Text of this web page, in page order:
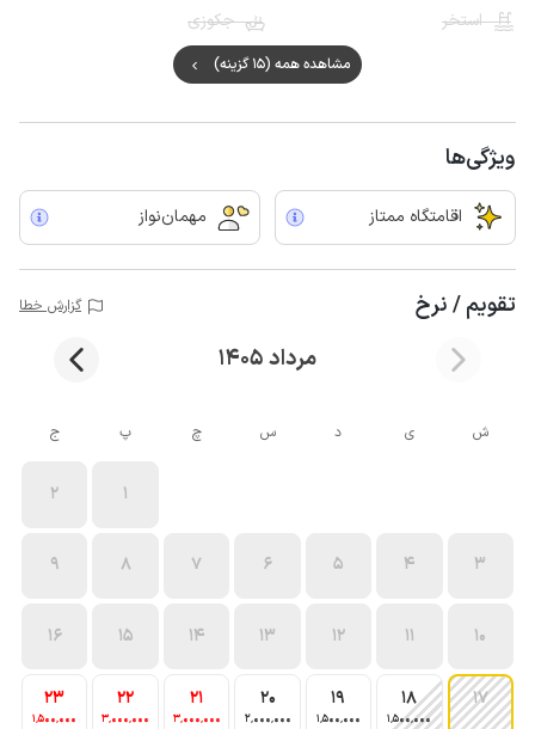
استخر
جکوزی
مشاهده همه (15 گزینه)
ویژگی‌ها
اقامتگاه ممتاز مهمان‌نواز
تقویم / نرخ گزارش خطا
مرداد 1405
ش ی د س چ پ ج
1
2
3
4
5
6
7
8
9
10
11
12
13
14
15
16
17
18
1٬500٬000
19
1٬500٬000
20
2٬000٬000
21
3٬000٬000
22
3٬000٬000
23
1٬500٬000